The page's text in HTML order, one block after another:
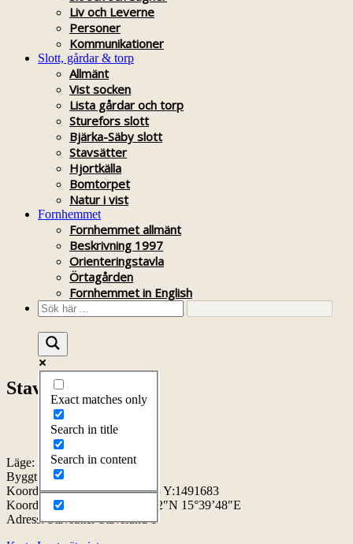
Liv och Leverne
Personer
Kommunikationer
Slott, gårdar & torp
Allmänt
Vist socken
Lista gårdar och torp
Sturefors slott
Bjärka-Säby slott
Stavsätter
Hjortkälla
Bomtorpet
Natur i vist
Fornhemmet
Fornhemmet allmänt
Beskrivning 1997
Orienteringstavla
Örtagården
Fornhemmet in English
Exact matches only
Search in title
Search in content
Stavslund
Stavslund
Läge:
Byggt:
Koordinater RT90:X:6463198 Y:1491683
Koordinater WGS84: 58°17’32″N 15°39’48″E
Adress: Stavsätter Stavslund 1